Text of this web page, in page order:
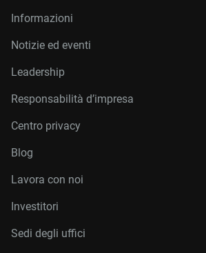
Informazioni
Notizie ed eventi
Leadership
Responsabilità d’impresa
Centro privacy
Blog
Lavora con noi
Investitori
Sedi degli uffici